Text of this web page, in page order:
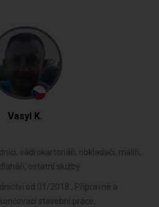
Vasyl K.
sádrokartonáři, obkladači, malíři,
ostatní služby
od 01/2018 , Přípravné a
stavební práce,